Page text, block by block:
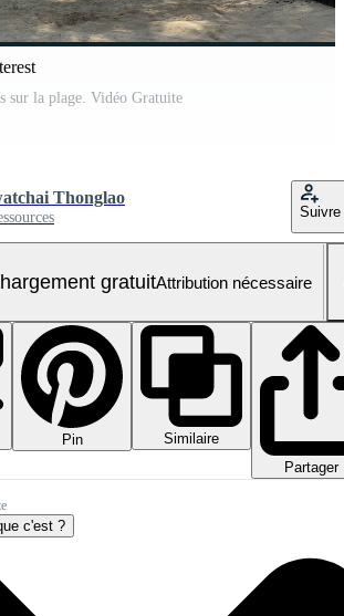
sur la plage. Vidéo Gratuite
Thonglao
Suivre
gratuitAttribution nécessaire
Pin
Similaire
Partager
c'est ?